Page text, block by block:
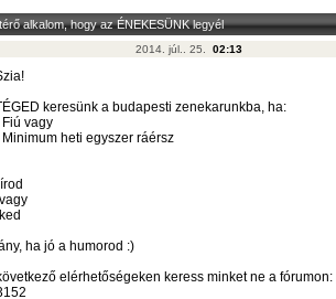
alkalom, hogy az ÉNEKESÜNK legyél
2014. júl.. 25. 02:13
keresünk a budapesti zenekarunkba, ha:
Fiú vagy
Minimum heti egyszer ráérsz
ha jó a humorod :)
elérhetőségeken keress minket ne a